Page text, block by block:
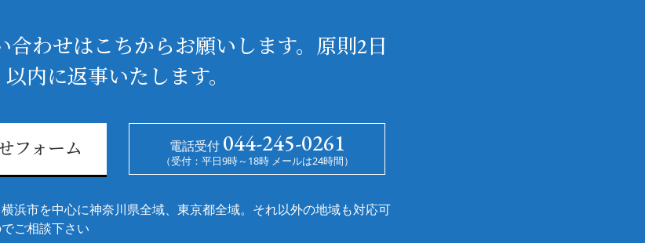
合わせはこちからお願いします。原則2日
以内に返事いたします。
フォーム 電話受付 044-245-0261
（受付：平日9時～18時 メールは24時間）
浜市を中心に神奈川県全域、東京都全域。それ以外の地域も対応可
ご相談下さい